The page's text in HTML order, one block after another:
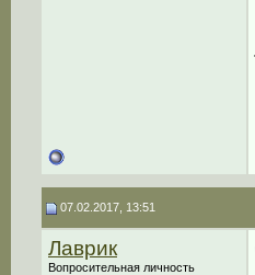
07.02.2017, 13:51
Лаврик
Вопросительная личность